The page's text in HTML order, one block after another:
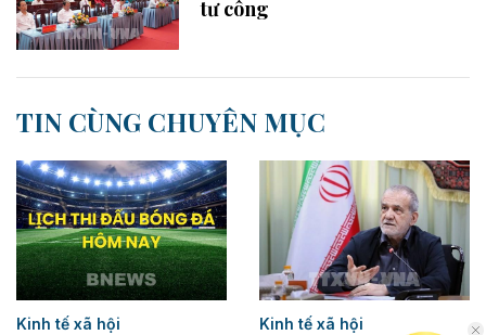
tư công
TIN CÙNG CHUYÊN MỤC
Kinh tế xã hội Kinh tế xã hội